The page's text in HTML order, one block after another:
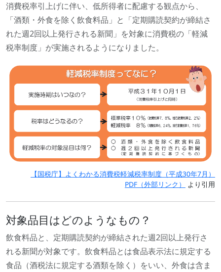
消費税率引上げに伴い、低所得者に配慮する観点から、
「酒類・外食を除く飲食料品」と「定期購読契約が締結さ
れた週2回以上発行される新聞」を対象に消費税の「軽減
税率制度」が実施されるようになりました。
【国税庁】よくわかる消費税軽減税率制度（平成30年7月）
PDF（外部リンク）
より引用
対象品目はどのようなもの？
飲食料品と、定期購読契約が締結された週2回以上発行さ
れる新聞が対象です。飲食料品とは食品表示法に規定する
食品（酒税法に規定する酒類を除く）をいい、外食は含ま